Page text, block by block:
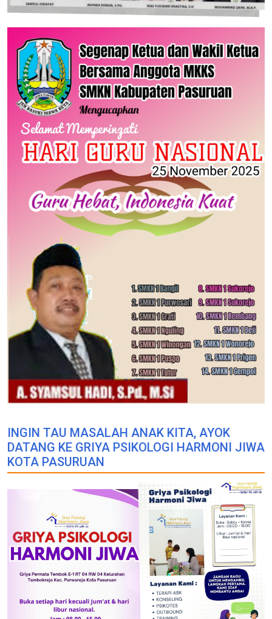
INGIN TAU MASALAH ANAK KITA, AYOK
DATANG KE GRIYA PSIKOLOGI HARMONI JIWA
KOTA PASURUAN